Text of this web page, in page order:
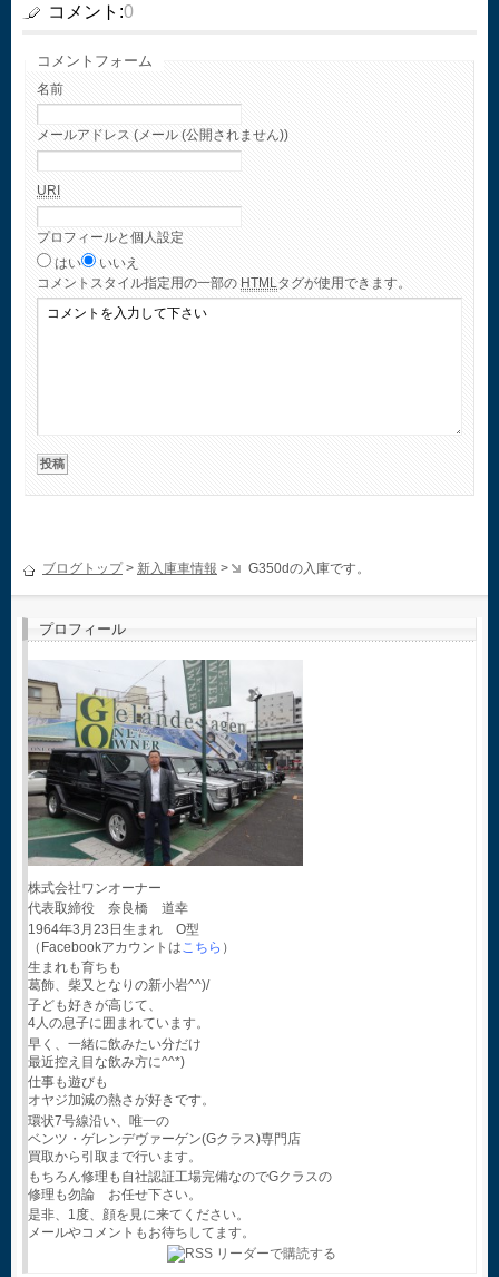
コメント:0
コメントフォーム
名前
メールアドレス (メール (公開されません))
URI
プロフィールと個人設定
はい
いいえ
コメント スタイル指定用の一部の HTML タグが使用できます。
ブログトップ> 新入庫車情報 > G350dの入庫です。
プロフィール
株式会社ワンオーナー
代表取締役 奈良橋 道幸
1964年3月23日生まれ O型
（Facebookアカウントは こちら ）
生まれも育ちも
葛飾、柴又となりの新小岩^^)/
子ども好きが高じて、
4人の息子に囲まれています。
早く、一緒に飲みたい分だけ
最近控え目な飲み方に^^*)
仕事も遊びも
オヤジ加減の熱さが好きです。
環状7号線沿い、唯一の
ベンツ・ゲレンデヴァーゲン(Gクラス)専門店
買取から引取まで行います。
もちろん修理も自社認証工場完備なのでGクラスの
修理も勿論 お任せ下さい。
是非、1度、顔を見に来てください。
メールやコメントもお待ちしてます。